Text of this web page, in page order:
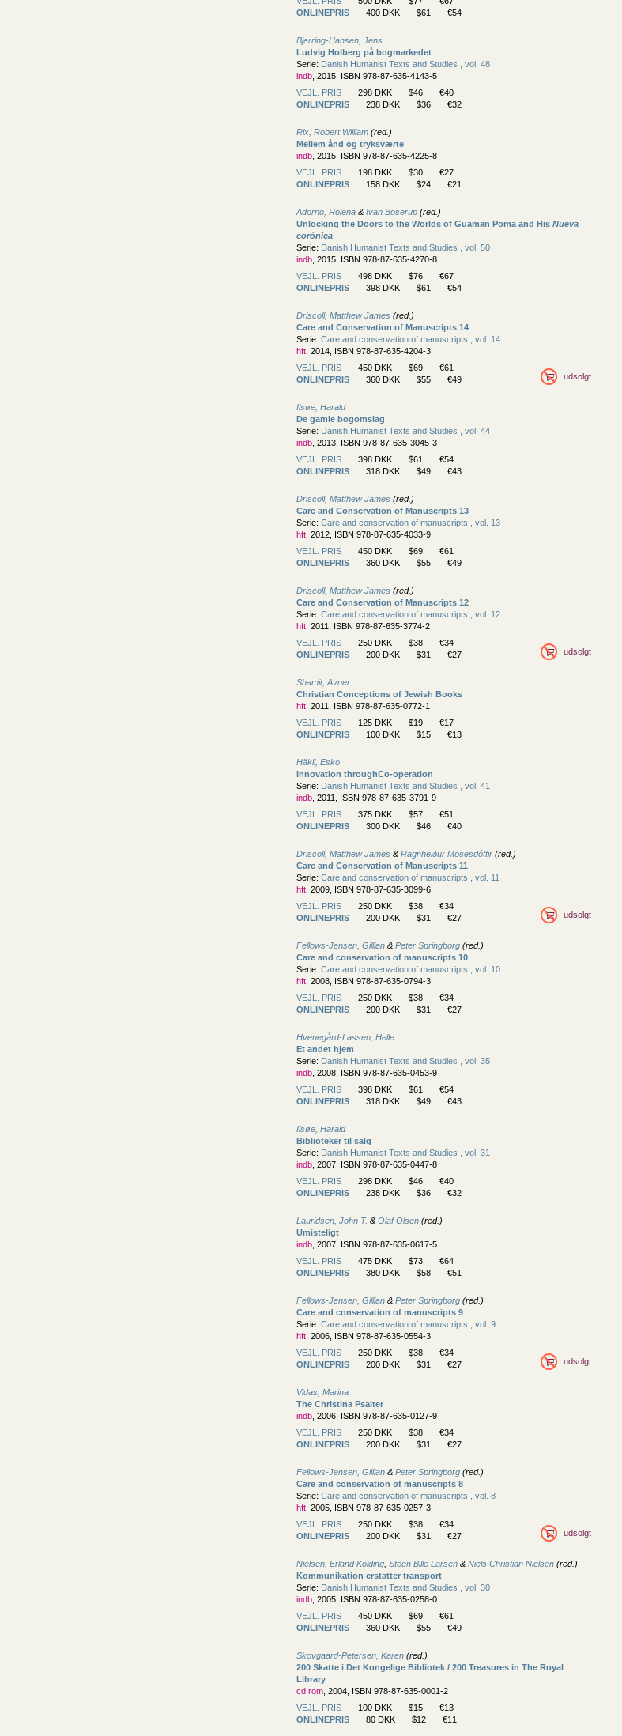
ONLINEPRIS
400 DKK $61 €54
Bjerring-Hansen, Jens
Ludvig Holberg på bogmarkedet
Serie: Danish Humanist Texts and Studies , vol. 48
indb , 2015, ISBN 978-87-635-4143-5
VEJL. PRIS
298 DKK $46
€40
ONLINEPRIS
238 DKK $36 €32
Rix, Robert William (red.)
Mellem ånd og tryksværte
indb , 2015, ISBN 978-87-635-4225-8
VEJL. PRIS
198 DKK $30
€27
ONLINEPRIS
158 DKK $24 €21
Adorno, Rolena & Ivan Boserup (red.)
Unlocking the Doors to the Worlds of Guaman Poma and His Nueva
corónica
Serie: Danish Humanist Texts and Studies , vol. 50
indb , 2015, ISBN 978-87-635-4270-8
VEJL. PRIS
498 DKK $76
€67
ONLINEPRIS
398 DKK $61 €54
Driscoll, Matthew James (red.)
Care and Conservation of Manuscripts 14
Serie: Care and conservation of manuscripts , vol. 14
hft , 2014, ISBN 978-87-635-4204-3
VEJL. PRIS
450 DKK $69
€61
ONLINEPRIS
360 DKK $55 €49 udsolgt
Ilsøe, Harald
De gamle bogomslag
Serie: Danish Humanist Texts and Studies , vol. 44
indb , 2013, ISBN 978-87-635-3045-3
VEJL. PRIS
398 DKK $61
€54
ONLINEPRIS
318 DKK $49 €43
Driscoll, Matthew James (red.)
Care and Conservation of Manuscripts 13
Serie: Care and conservation of manuscripts , vol. 13
hft , 2012, ISBN 978-87-635-4033-9
VEJL. PRIS
450 DKK $69
€61
ONLINEPRIS
360 DKK $55 €49
Driscoll, Matthew James (red.)
Care and Conservation of Manuscripts 12
Serie: Care and conservation of manuscripts , vol. 12
hft , 2011, ISBN 978-87-635-3774-2
VEJL. PRIS
250 DKK $38
€34
ONLINEPRIS
200 DKK $31 €27 udsolgt
Shamir, Avner
Christian Conceptions of Jewish Books
hft , 2011, ISBN 978-87-635-0772-1
VEJL. PRIS
125 DKK $19
€17
ONLINEPRIS
100 DKK $15 €13
Häkli, Esko
Innovation throughCo-operation
Serie: Danish Humanist Texts and Studies , vol. 41
indb , 2011, ISBN 978-87-635-3791-9
VEJL. PRIS
375 DKK $57
€51
ONLINEPRIS
300 DKK $46 €40
Driscoll, Matthew James & Ragnheiður Mósesdóttir (red.)
Care and Conservation of Manuscripts 11
Serie: Care and conservation of manuscripts , vol. 11
hft , 2009, ISBN 978-87-635-3099-6
VEJL. PRIS
250 DKK $38
€34
ONLINEPRIS
200 DKK $31 €27 udsolgt
Fellows-Jensen, Gillian & Peter Springborg (red.)
Care and conservation of manuscripts 10
Serie: Care and conservation of manuscripts , vol. 10
hft , 2008, ISBN 978-87-635-0794-3
VEJL. PRIS
250 DKK $38
€34
ONLINEPRIS
200 DKK $31 €27
Hvenegård-Lassen, Helle
Et andet hjem
Serie: Danish Humanist Texts and Studies , vol. 35
indb , 2008, ISBN 978-87-635-0453-9
VEJL. PRIS
398 DKK $61
€54
ONLINEPRIS
318 DKK $49 €43
Ilsøe, Harald
Biblioteker til salg
Serie: Danish Humanist Texts and Studies , vol. 31
indb , 2007, ISBN 978-87-635-0447-8
VEJL. PRIS
298 DKK $46
€40
ONLINEPRIS
238 DKK $36 €32
Lauridsen, John T. & Olaf Olsen (red.)
Umisteligt
indb , 2007, ISBN 978-87-635-0617-5
VEJL. PRIS
475 DKK $73
€64
ONLINEPRIS
380 DKK $58 €51
Fellows-Jensen, Gillian & Peter Springborg (red.)
Care and conservation of manuscripts 9
Serie: Care and conservation of manuscripts , vol. 9
hft , 2006, ISBN 978-87-635-0554-3
VEJL. PRIS
250 DKK $38
€34
ONLINEPRIS
200 DKK $31 €27 udsolgt
Vidas, Marina
The Christina Psalter
indb , 2006, ISBN 978-87-635-0127-9
VEJL. PRIS
250 DKK $38
€34
ONLINEPRIS
200 DKK $31 €27
Fellows-Jensen, Gillian & Peter Springborg (red.)
Care and conservation of manuscripts 8
Serie: Care and conservation of manuscripts , vol. 8
hft , 2005, ISBN 978-87-635-0257-3
VEJL. PRIS
250 DKK $38
€34
ONLINEPRIS
200 DKK $31 €27 udsolgt
Nielsen, Erland Kolding Steen Bille Larsen & Niels Christian Nielsen (red.)
Kommunikation erstatter transport
Serie: Danish Humanist Texts and Studies , vol. 30
indb , 2005, ISBN 978-87-635-0258-0
VEJL. PRIS
450 DKK $69
€61
ONLINEPRIS
360 DKK $55 €49
Skovgaard-Petersen, Karen (red.)
200 Skatte i Det Kongelige Bibliotek / 200 Treasures in The Royal
Library
cd rom , 2004, ISBN 978-87-635-0001-2
VEJL. PRIS
100 DKK $15
€13
ONLINEPRIS
80 DKK $12 €11